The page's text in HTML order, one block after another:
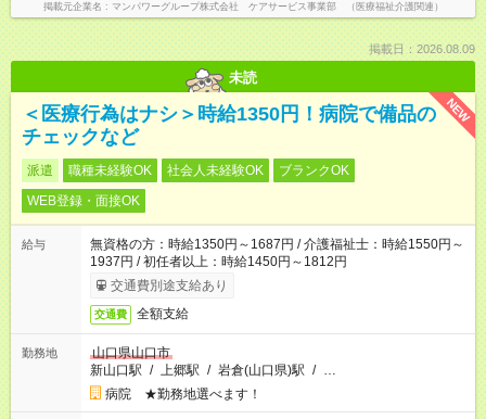
掲載元企業名 マンパワーグループ株式会社 ケアサービス事業部 （医療福祉介護関連）
掲載日：2026.08.09
未読
NEW
＜医療行為はナシ＞時給1350円！病院で備品の
チェックなど
派遣 職種未経験OK 社会人未経験OK
ブランクOK
WEB登録・面接OK
給与
無資格の方：時給1350円～1687円 / 介護福祉士：時給1550円～
1937円 / 初任者以上：時給1450円～1812円
交通費別途支給あり
交通費 全額支給
勤務地
山口県山口市
新山口駅 / 上郷駅 / 岩倉(山口県)駅 / …
病院 ★勤務地選べます！